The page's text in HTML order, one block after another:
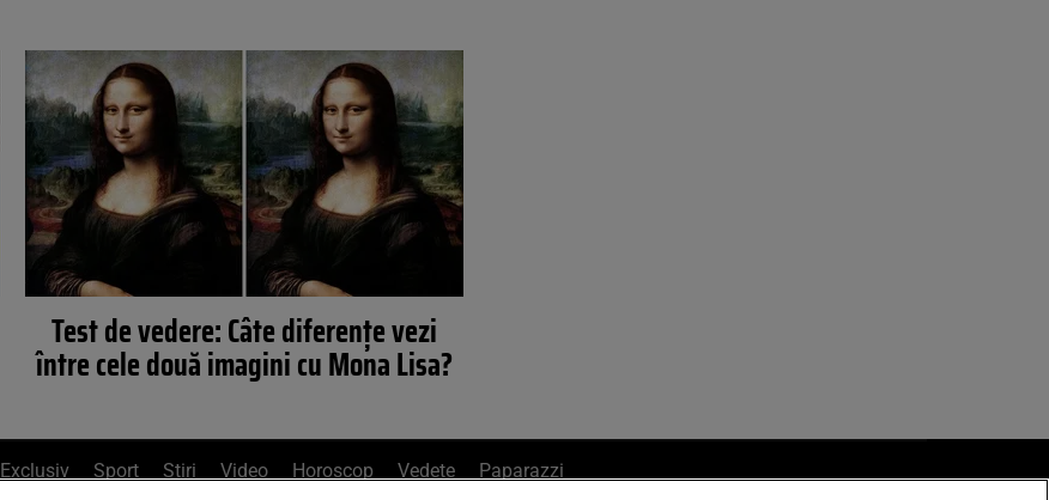
Test de vedere: Câte diferențe vezi
între cele două imagini cu Mona Lisa?
Exclusiv Sport Știri Video Horoscop Vedete Paparazzi